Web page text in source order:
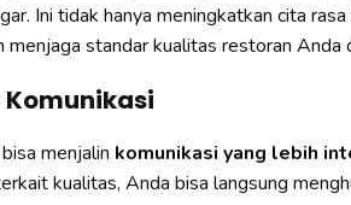
Ini tidak hanya meningkatkan cita
standar kualitas restoran Anda
Komunikasi
menjalin komunikasi yang lebih
kualitas, Anda bisa langsung